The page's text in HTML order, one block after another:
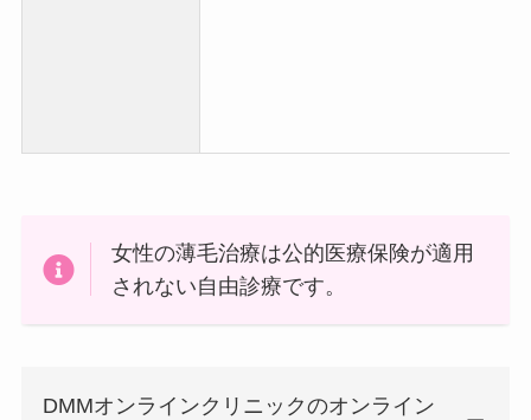
女性の薄毛治療は公的医療保険が適用
されない自由診療です。
DMMオンラインクリニックのオンライン